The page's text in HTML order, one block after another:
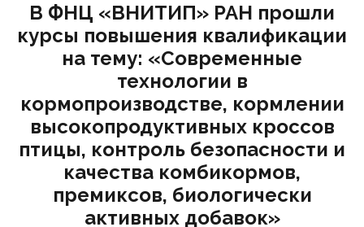
В ФНЦ «ВНИТИП» РАН прошли
курсы повышения квалификации
на тему: «Современные
технологии в
кормопроизводстве, кормлении
высокопродуктивных кроссов
птицы, контроль безопасности и
качества комбикормов,
премиксов, биологически
активных добавок»